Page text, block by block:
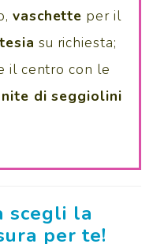
vaschette per il
su richiesta;
il centro con le
di seggiolini
scegli la
per te!